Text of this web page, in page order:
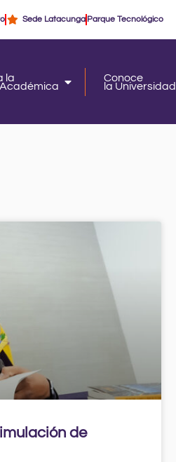
Sede Latacunga Parque Tecnológico
la
Open Explora la
Oferta Académica
Conoce
la Universidad
de